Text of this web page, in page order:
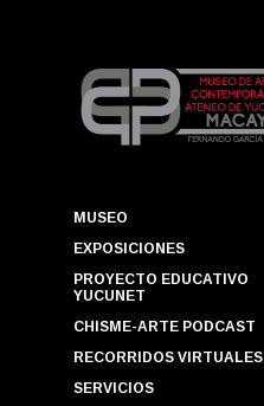
MUSEO
EXPOSICIONES
PROYECTO EDUCATIVO
YUCUNET
CHISME-ARTE PODCAST
RECORRIDOS VIRTUALES
SERVICIOS